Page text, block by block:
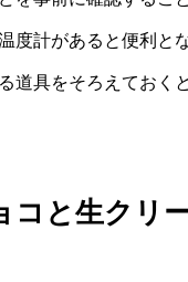
度計があると便利と
道具をそろえておく
コと生クリ